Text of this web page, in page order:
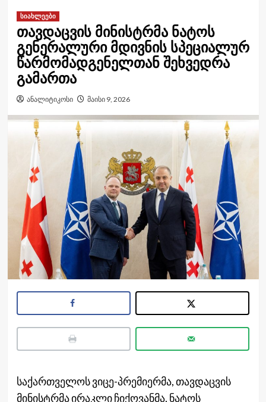
სიახლეები
თავდაცვის მინისტრმა ნატოს
გენერალური მდივნის სპეციალურ
წარმომადგენელთან შეხვედრა
გამართა
ანალიტიკოსი მაისი 9, 2026
საქართველოს ვიცე-პრემიერმა, თავდაცვის
მინისტრმა ირაკლი ჩიქოვანმა, ნატოს